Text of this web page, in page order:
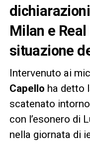
Milan e
situazione
Intervenuto ai
Capello ha detto
scatenato
con l’esonero di
nella giornata di